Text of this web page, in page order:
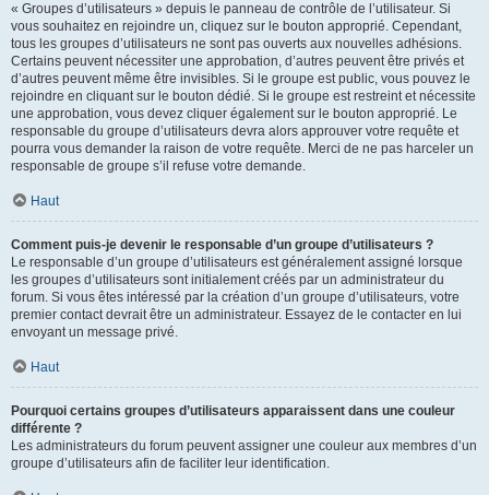
« Groupes d’utilisateurs » depuis le panneau de contrôle de l’utilisateur. Si
vous souhaitez en rejoindre un, cliquez sur le bouton approprié. Cependant,
tous les groupes d’utilisateurs ne sont pas ouverts aux nouvelles adhésions.
Certains peuvent nécessiter une approbation, d’autres peuvent être privés et
d’autres peuvent même être invisibles. Si le groupe est public, vous pouvez le
rejoindre en cliquant sur le bouton dédié. Si le groupe est restreint et nécessite
une approbation, vous devez cliquer également sur le bouton approprié. Le
responsable du groupe d’utilisateurs devra alors approuver votre requête et
pourra vous demander la raison de votre requête. Merci de ne pas harceler un
responsable de groupe s’il refuse votre demande.
Haut
Comment puis-je devenir le responsable d’un groupe d’utilisateurs ?
Le responsable d’un groupe d’utilisateurs est généralement assigné lorsque
les groupes d’utilisateurs sont initialement créés par un administrateur du
forum. Si vous êtes intéressé par la création d’un groupe d’utilisateurs, votre
premier contact devrait être un administrateur. Essayez de le contacter en lui
envoyant un message privé.
Haut
Pourquoi certains groupes d’utilisateurs apparaissent dans une couleur
différente ?
Les administrateurs du forum peuvent assigner une couleur aux membres d’un
groupe d’utilisateurs afin de faciliter leur identification.